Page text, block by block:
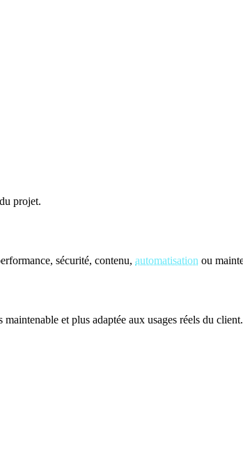
projet.
sécurité, contenu, automatisation ou
et plus adaptée aux usages réels du client.